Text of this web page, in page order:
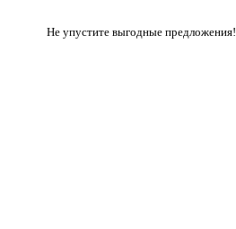
Не упустите выгодные предложения!